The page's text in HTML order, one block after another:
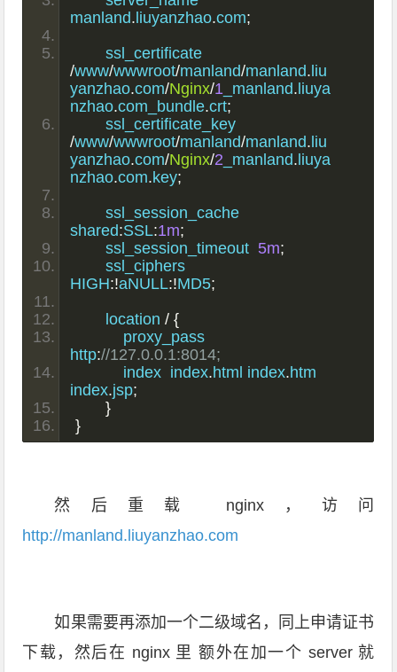
manland.liuyanzhao.com;
/www/wwwroot/manland/manland.liu
yanzhao.com/Nginx/1 _manland.liuya
nzhao.com_bundle.crt;
/www/wwwroot/manland/manland.liu
yanzhao.com/Nginx/2 _manland.liuya
nzhao.com.key;
	ssl_session_cache
shared:SSL:1m;
	ssl_session_timeout
5m;
	ssl_ciphers
HIGH:!aNULL:!MD5;
	location
/ {
http://127.0.0.1:8014;
	    index  index
.html index.htm
index.jsp;
}
}
然后重载 nginx，访问
http://manland.liuyanzhao.com
如果需要再添加一个二级域名，同上申请证书
下载，然后在 nginx 里 额外在加一个 server 就